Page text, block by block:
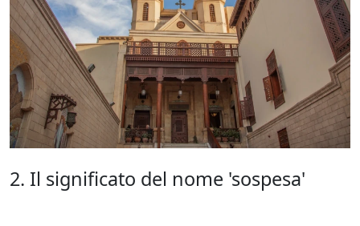
2. Il significato del nome 'sospesa'